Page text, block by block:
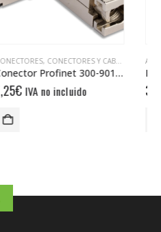
ACCESORIOS,MECANISMOS DE HILO
360,00€IVA no incluido